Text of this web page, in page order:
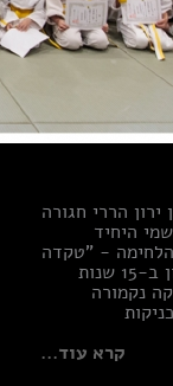
הררי חגורה
הרשמי היחיד
- "טקדה
ריו". שיטה זו, אותה למד ירון ב-15 שנות
נקמורה
טכניקות
קרא עוד...